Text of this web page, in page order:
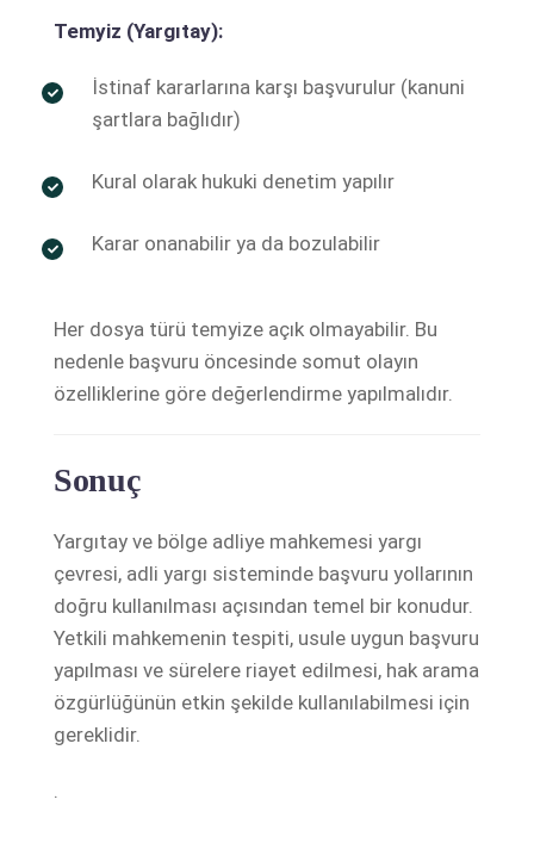
Temyiz (Yargıtay):
İstinaf kararlarına karşı başvurulur (kanuni
şartlara bağlıdır)
Kural olarak hukuki denetim yapılır
Karar onanabilir ya da bozulabilir
Her dosya türü temyize açık olmayabilir. Bu
nedenle başvuru öncesinde somut olayın
özelliklerine göre değerlendirme yapılmalıdır.
Sonuç
Yargıtay ve bölge adliye mahkemesi yargı
çevresi, adli yargı sisteminde başvuru yollarının
doğru kullanılması açısından temel bir konudur.
Yetkili mahkemenin tespiti, usule uygun başvuru
yapılması ve sürelere riayet edilmesi, hak arama
özgürlüğünün etkin şekilde kullanılabilmesi için
gereklidir.